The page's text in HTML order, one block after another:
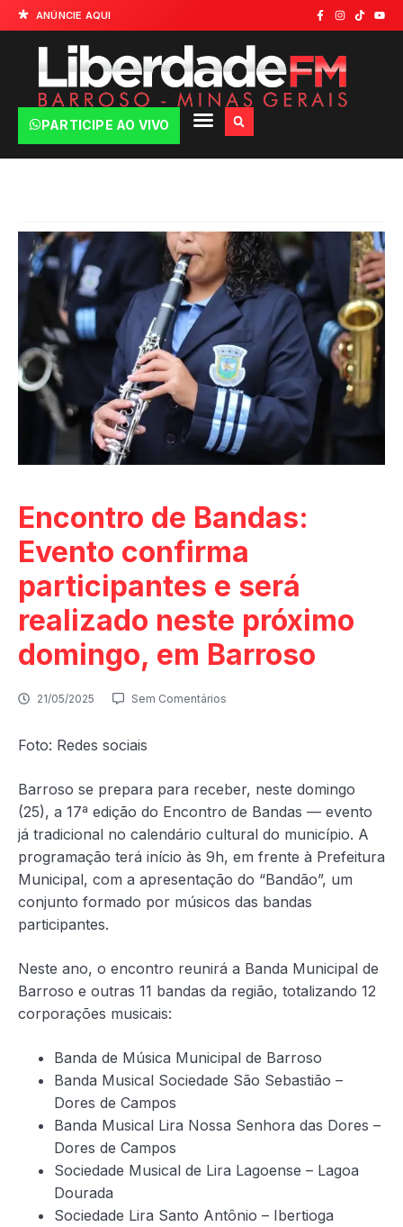
ANÚNCIE AQUI
PARTICIPE AO VIVO
Encontro de Bandas:
Evento confirma
participantes e será
realizado neste próximo
domingo, em Barroso
21/05/2025 Sem Comentários
Foto: Redes sociais
Barroso se prepara para receber, neste domingo
(25), a 17ª edição do Encontro de Bandas — evento
já tradicional no calendário cultural do município. A
programação terá início às 9h, em frente à Prefeitura
Municipal, com a apresentação do “Bandão”, um
conjunto formado por músicos das bandas
participantes.
Neste ano, o encontro reunirá a Banda Municipal de
Barroso e outras 11 bandas da região, totalizando 12
corporações musicais:
Banda de Música Municipal de Barroso
Banda Musical Sociedade São Sebastião –
Dores de Campos
Banda Musical Lira Nossa Senhora das Dores –
Dores de Campos
Sociedade Musical de Lira Lagoense – Lagoa
Dourada
Sociedade Lira Santo Antônio – Ibertioga